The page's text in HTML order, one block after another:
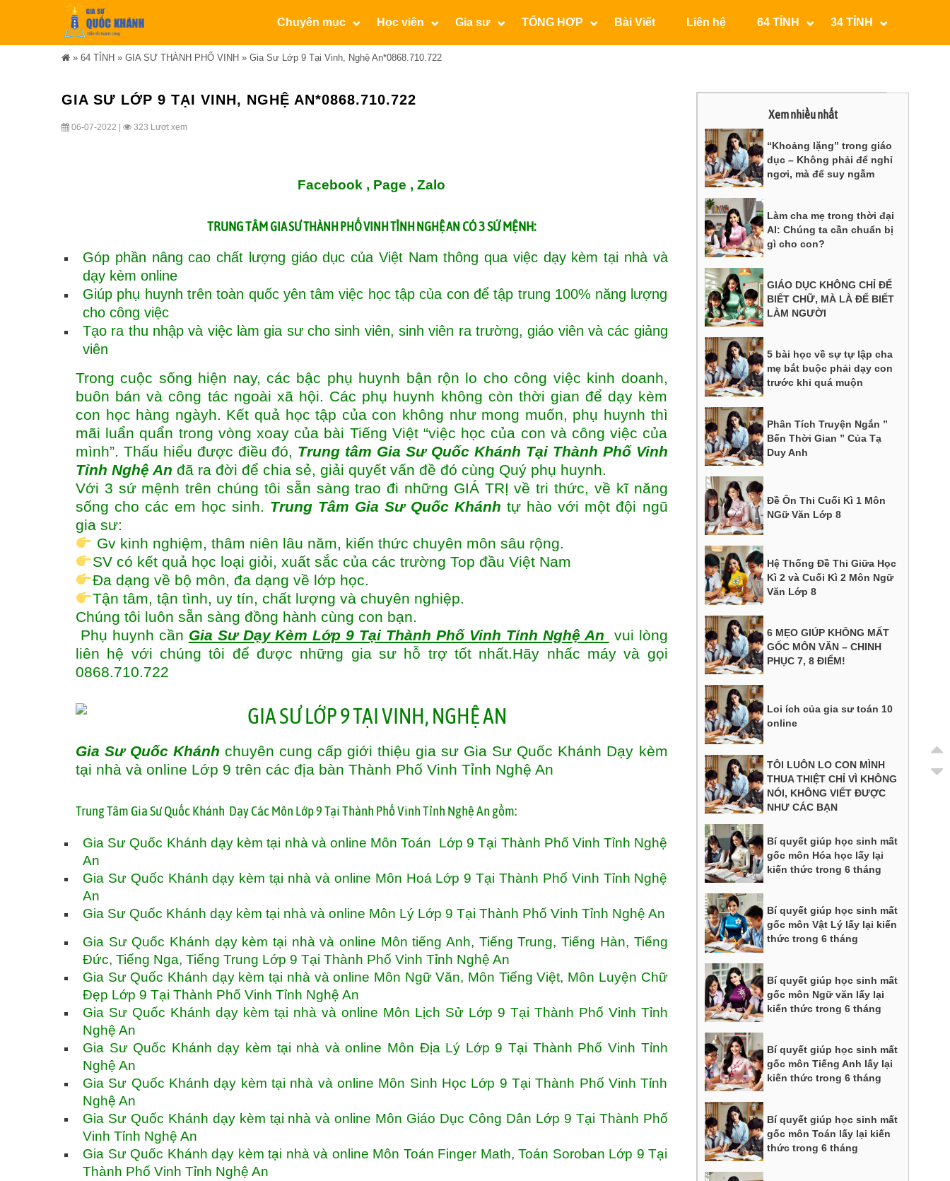
Chuyên mục Học viên Gia sư TỔNG HỢP Bài Viết Liên hệ 64 TỈNH 34 TỈNH
» 64 TỈNH » GIA SƯ THÀNH PHỐ VINH » Gia Sư Lớp 9 Tại Vinh, Nghệ An*0868.710.722
GIA SƯ LỚP 9 TẠI VINH, NGHỆ AN*0868.710.722
06-07-2022 | 323 Lượt xem
Facebook , Page ,Zalo
TRUNG TÂMGIA SƯ THÀNH PHỐ VINH TỈNH NGHỆ AN CÓ 3 SỨ MỆNH:
Góp phần nâng cao chất lượng giáo dục của Việt Nam thông qua việc dạy kèm tại nhà và
dạy kèm online
Giúp phụ huynh trên toàn quốc yên tâm việc học tập của con để tập trung 100% năng lượng
cho công việc
Tạo ra thu nhập và việc làm gia sư cho sinh viên, sinh viên ra trường, giáo viên và các giảng
viên
Trong cuộc sống hiện nay, các bậc phụ huynh bận rộn lo cho công việc kinh doanh,
buôn bán và công tác ngoài xã hội. Các phụ huynh không còn thời gian để dạy kèm
con học hàng ngàyh. Kết quả học tập của con không như mong muốn, phụ huynh thì
mãi luẩn quẩn trong vòng xoay của bài Tiếng Việt “việc học của con và công việc của
mình”. Thấu hiểu được điều đó, Trung tâm Gia Sư Quốc Khánh Tại Thành Phố Vinh
Tỉnh Nghệ An đã ra đời để chia sẻ, giải quyết vấn đề đó cùng Quý phụ huynh.
Với 3 sứ mệnh trên chúng tôi sẵn sàng trao đi những GIÁ TRỊ về tri thức, về kĩ năng
sống cho các em học sinh. Trung Tâm Gia Sư Quốc Khánh tự hào với một đội ngũ
gia sư:
Gv kinh nghiệm, thâm niên lâu năm, kiến thức chuyên môn sâu rộng.
SV có kết quả học loại giỏi, xuất sắc của các trường Top đầu Việt Nam
Đa dạng về bộ môn, đa dạng về lớp học.
Tận tâm, tận tình, uy tín, chất lượng và chuyên nghiệp.
Chúng tôi luôn sẵn sàng đồng hành cùng con bạn.
Phụ huynh cần Gia Sư Dạy Kèm Lớp 9 Tại Thành Phố Vinh Tỉnh Nghệ An
vui lòng
liên hệ với chúng tôi để được những gia sư hỗ trợ tốt nhất.Hãy nhấc máy và gọi
0868.710.722
Gia Sư Quốc Khánhchuyên cung cấp giới thiệu gia sư Gia Sư Quốc Khánh Dạy kèm
tại nhà và online Lớp 9 trên các địa bàn Thành Phố Vinh Tỉnh Nghệ An
Trung Tâm Gia Sư Quốc Khánh Dạy Các Môn Lớp 9 Tại Thành Phố Vinh Tỉnh Nghệ An gồm:
Gia Sư Quốc Khánh dạy kèm tại nhà và online Môn Toán Lớp 9 Tại Thành Phố Vinh Tỉnh Nghệ
An
Gia Sư Quốc Khánh dạy kèm tại nhà và online Môn Hoá Lớp 9 Tại Thành Phố Vinh Tỉnh Nghệ
An
Gia Sư Quốc Khánh dạy kèm tại nhà và online Môn Lý Lớp 9 Tại Thành Phố Vinh Tỉnh Nghệ An
Gia Sư Quốc Khánh dạy kèm tại nhà và online Môn tiếng Anh, Tiếng Trung, Tiếng Hàn, Tiếng
Đức, Tiếng Nga, Tiếng Trung Lớp 9 Tại Thành Phố Vinh Tỉnh Nghệ An
Gia Sư Quốc Khánh dạy kèm tại nhà và online Môn Ngữ Văn, Môn Tiếng Việt, Môn Luyện Chữ
Đẹp Lớp 9 Tại Thành Phố Vinh Tỉnh Nghệ An
Gia Sư Quốc Khánh dạy kèm tại nhà và online Môn Lịch Sử Lớp 9 Tại Thành Phố Vinh Tỉnh
Nghệ An
Gia Sư Quốc Khánh dạy kèm tại nhà và online Môn Địa Lý Lớp 9 Tại Thành Phố Vinh Tỉnh
Nghệ An
Gia Sư Quốc Khánh dạy kèm tại nhà và online Môn Sinh Học Lớp 9 Tại Thành Phố Vinh Tỉnh
Nghệ An
Gia Sư Quốc Khánh dạy kèm tại nhà và online Môn Giáo Dục Công Dân Lớp 9 Tại Thành Phố
Vinh Tỉnh Nghệ An
Gia Sư Quốc Khánh dạy kèm tại nhà và online Môn Toán Finger Math, Toán Soroban Lớp 9 Tại
Thành Phố Vinh Tỉnh Nghệ An
Xem nhiều nhất
“Khoảng lặng” trong giáo
dục – Không phải để nghỉ
ngơi, mà để suy ngẫm
Làm cha mẹ trong thời đại
AI: Chúng ta cần chuẩn bị
gì cho con?
GIÁO DỤC KHÔNG CHỈ ĐỂ
BIẾT CHỮ, MÀ LÀ ĐỂ BIẾT
LÀM NGƯỜI
5 bài học về sự tự lập cha
mẹ bắt buộc phải dạy con
trước khi quá muộn
Phân Tích Truyện Ngắn ”
Bến Thời Gian ” Của Tạ
Duy Anh
Đề Ôn Thi Cuối Kì 1 Môn
NGữ Văn Lớp 8
Hệ Thống Đề Thi Giữa Học
Kì 2 và Cuối Kì 2 Môn Ngữ
Văn Lớp 8
6 MẸO GIÚP KHÔNG MẤT
GỐC MÔN VĂN – CHINH
PHỤC 7, 8 ĐIỂM!
Loi ích của gia sư toán 10
online
TÔI LUÔN LO CON MÌNH
THUA THIỆT CHỈ VÌ KHÔNG
NÓI, KHÔNG VIẾT ĐƯỢC
NHƯ CÁC BẠN
Bí quyết giúp học sinh mất
gốc môn Hóa học lấy lại
kiến thức trong 6 tháng
Bí quyết giúp học sinh mất
gốc môn Vật Lý lấy lại kiến
thức trong 6 tháng
Bí quyết giúp học sinh mất
gốc môn Ngữ văn lấy lại
kiến thức trong 6 tháng
Bí quyết giúp học sinh mất
gốc môn Tiếng Anh lấy lại
kiến thức trong 6 tháng
Bí quyết giúp học sinh mất
gốc môn Toán lấy lại kiến
thức trong 6 tháng